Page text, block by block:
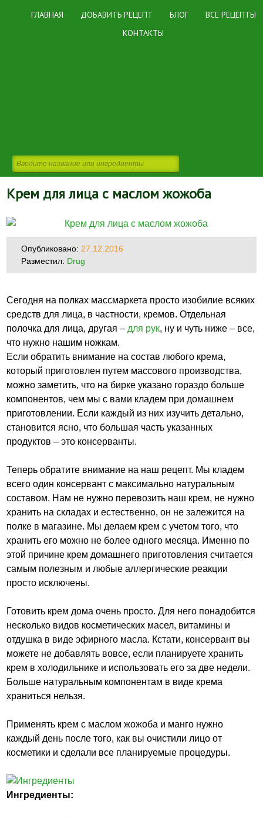
ГЛАВНАЯ ДОБАВИТЬ РЕЦЕПТ БЛОГ
ВСЕ РЕЦЕПТЫ
КОНТАКТЫ
Крем для лица с маслом жожоба
Опубликовано:27.12.2016
Разместил: Drug
Сегодня на полках массмаркета просто изобилие всяких
средств для лица, в частности, кремов. Отдельная
полочка для лица, другая – для рук, ну и чуть ниже – все,
что нужно нашим ножкам.
Если обратить внимание на состав любого крема,
который приготовлен путем массового производства,
можно заметить, что на бирке указано гораздо больше
компонентов, чем мы с вами кладем при домашнем
приготовлении. Если каждый из них изучить детально,
становится ясно, что большая часть указанных
продуктов – это консерванты.
Теперь обратите внимание на наш рецепт. Мы кладем
всего один консервант с максимально натуральным
составом. Нам не нужно перевозить наш крем, не нужно
хранить на складах и естественно, он не залежится на
полке в магазине. Мы делаем крем с учетом того, что
хранить его можно не более одного месяца. Именно по
этой причине крем домашнего приготовления считается
самым полезным и любые аллергические реакции
просто исключены.
Готовить крем дома очень просто. Для него понадобится
несколько видов косметических масел, витамины и
отдушка в виде эфирного масла. Кстати, консервант вы
можете не добавлять вовсе, если планируете хранить
крем в холодильнике и использовать его за две недели.
Больше натуральным компонентам в виде крема
храниться нельзя.
Применять крем с маслом жожоба и манго нужно
каждый день после того, как вы очистили лицо от
косметики и сделали все планируемые процедуры.
Ингредиенты: